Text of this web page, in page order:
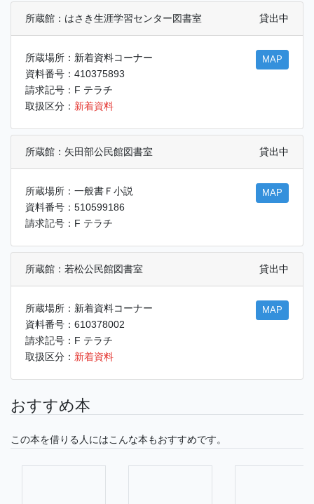
所蔵館：はさき生涯学習センター図書室 貸出中
所蔵場所：新着資料コーナー
資料番号：410375893
請求記号：F テラチ
取扱区分： 新着資料
MAP
所蔵館：矢田部公民館図書室 貸出中
所蔵場所：一般書Ｆ小説
資料番号：510599186
請求記号：F テラチ
MAP
所蔵館：若松公民館図書室 貸出中
所蔵場所：新着資料コーナー
資料番号：610378002
請求記号：F テラチ
取扱区分： 新着資料
MAP
おすすめ本
この本を借りる人にはこんな本もおすすめです。